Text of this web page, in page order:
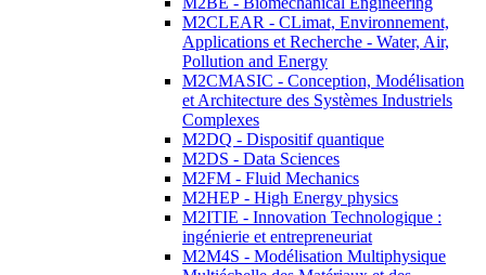
M2CLEAR - CLimat, Environnement,
Applications et Recherche - Water, Air,
Pollution and Energy
M2CMASIC - Conception, Modélisation
et Architecture des Systèmes Industriels
Complexes
M2DQ - Dispositif quantique
M2DS - Data Sciences
M2FM - Fluid Mechanics
M2HEP - High Energy physics
M2ITIE - Innovation Technologique :
ingénierie et entrepreneuriat
M2M4S - Modélisation Multiphysique